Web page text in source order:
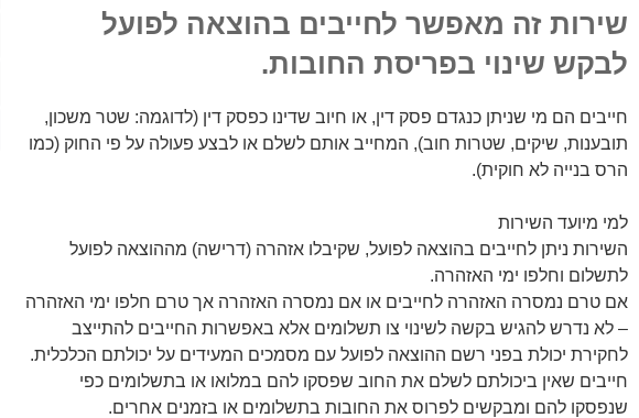
שירות זה מאפשר לחייבים בהוצאה לפועל
לבקש שינוי בפריסת החובות.
חייבים הם מי שניתן כנגדם פסק דין, או חיוב שדינו כפסק דין (לדוגמה: שטר משכון,
תובענות, שיקים, שטרות חוב), המחייב אותם לשלם או לבצע פעולה על פי החוק (כמו
הרס בנייה לא חוקית).
למי מיועד השירות
השירות ניתן לחייבים בהוצאה לפועל, שקיבלו אזהרה (דרישה) מההוצאה לפועל
לתשלום וחלפו ימי האזהרה.
אם טרם נמסרה האזהרה לחייבים או אם נמסרה האזהרה אך טרם חלפו ימי האזהרה
– לא נדרש להגיש בקשה לשינוי צו תשלומים אלא באפשרות החייבים להתייצב
לחקירת יכולת בפני רשם ההוצאה לפועל עם מסמכים המעידים על יכולתם הכלכלית.
חייבים שאין ביכולתם לשלם את החוב שפסקו להם במלואו או בתשלומים כפי
שנפסקו להם ומבקשים לפרוס את החובות בתשלומים או בזמנים אחרים.